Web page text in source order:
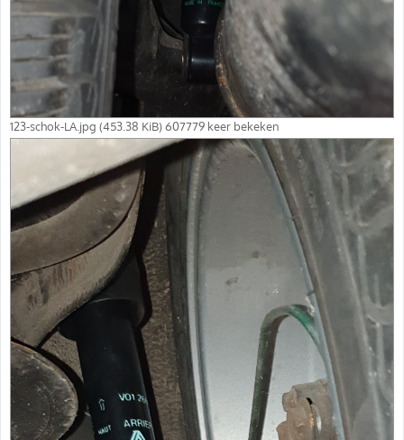
123-schok-LA.jpg (453.38 KiB) 607779 keer bekeken